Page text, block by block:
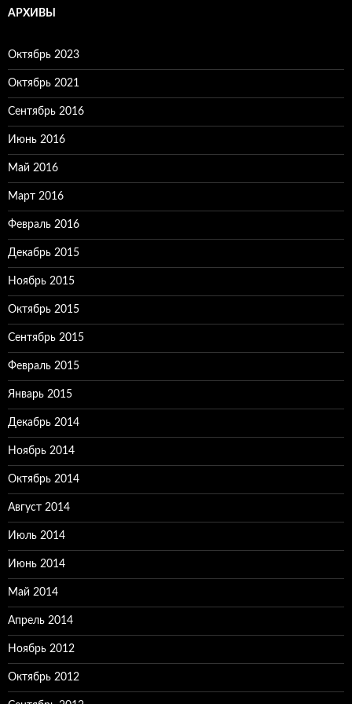
АРХИВЫ
Октябрь 2023
Октябрь 2021
Сентябрь 2016
Июнь 2016
Май 2016
Март 2016
Февраль 2016
Декабрь 2015
Ноябрь 2015
Октябрь 2015
Сентябрь 2015
Февраль 2015
Январь 2015
Декабрь 2014
Ноябрь 2014
Октябрь 2014
Август 2014
Июль 2014
Июнь 2014
Май 2014
Апрель 2014
Ноябрь 2012
Октябрь 2012